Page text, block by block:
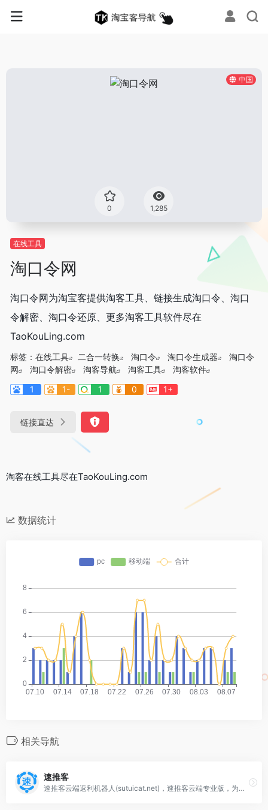
中国
0 1,285
在线工具
淘口令网
淘口令网为淘宝客提供淘客工具、链接生成淘口令、淘口
令解密、淘口令还原、更多淘客工具软件尽在
TaoKouLing.com
标签： 在线工具 二合一转换 淘口令 淘口令生成器
淘口令
网
淘口令解密 淘客导航 淘客工具
淘客软件
1
1- 1 0 1+
链接直达
淘客在线工具尽在TaoKouLing.com
数据统计
相关导航
速推客
速推客云端返利机器人(sutuicat.net)，速推客云端专业版，为淘客量身打造，微信返利机器人软件、公众号返利机器人，京东返利机器人、拼多多返利机器人、唯品会返利机器人，零秒响应,完美支持最新淘口令,自动申请高佣金,裂变引流,全网最稳定的返利机器人，速推客返利机器人官网,海俊云科技，淘客工具，淘客软件